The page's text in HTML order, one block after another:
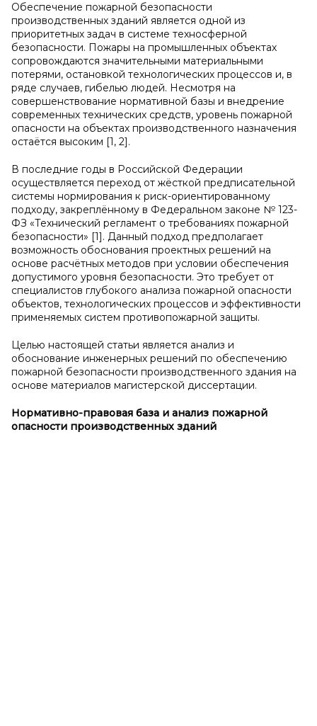
Обеспечение пожарной безопасности
производственных зданий является одной из
приоритетных задач в системе техносферной
безопасности. Пожары на промышленных объектах
сопровождаются значительными материальными
потерями, остановкой технологических процессов и, в
ряде случаев, гибелью людей. Несмотря на
совершенствование нормативной базы и внедрение
современных технических средств, уровень пожарной
опасности на объектах производственного назначения
остаётся высоким [1, 2].
В последние годы в Российской Федерации
осуществляется переход от жёсткой предписательной
системы нормирования к риск-ориентированному
подходу, закреплённому в Федеральном законе № 123-
ФЗ «Технический регламент о требованиях пожарной
безопасности» [1]. Данный подход предполагает
возможность обоснования проектных решений на
основе расчётных методов при условии обеспечения
допустимого уровня безопасности. Это требует от
специалистов глубокого анализа пожарной опасности
объектов, технологических процессов и эффективности
применяемых систем противопожарной защиты.
Целью настоящей статьи является анализ и
обоснование инженерных решений по обеспечению
пожарной безопасности производственного здания на
основе материалов магистерской диссертации.
Нормативно-правовая база и анализ пожарной
опасности производственных зданий